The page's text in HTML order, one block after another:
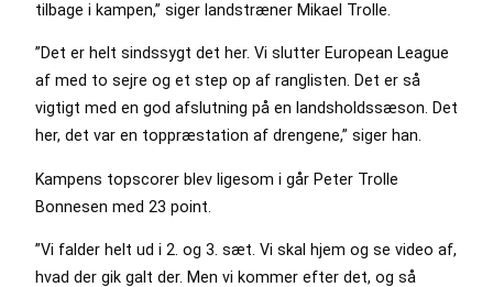
tilbage i kampen,” siger landstræner Mikael Trolle.
”Det er helt sindssygt det her. Vi slutter European League
af med to sejre og et step op af ranglisten. Det er så
vigtigt med en god afslutning på en landsholdssæson. Det
her, det var en toppræstation af drengene,” siger han.
Kampens topscorer blev ligesom i går Peter Trolle
Bonnesen med 23 point.
”Vi falder helt ud i 2. og 3. sæt. Vi skal hjem og se video af,
hvad der gik galt der. Men vi kommer efter det, og så